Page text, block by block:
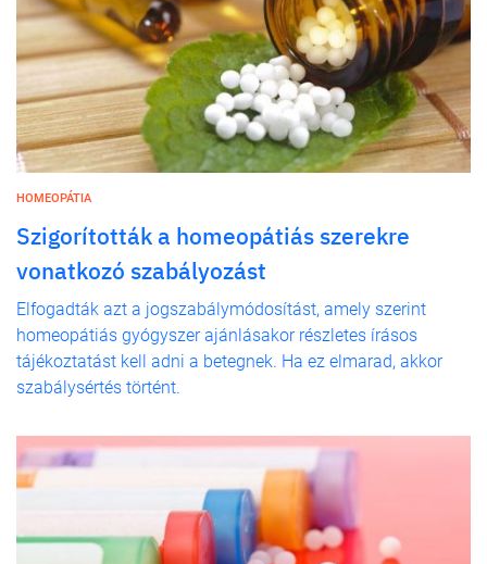
HOMEOPÁTIA
Szigorították a homeopátiás szerekre
vonatkozó szabályozást
Elfogadták azt a jogszabálymódosítást, amely szerint
homeopátiás gyógyszer ajánlásakor részletes írásos
tájékoztatást kell adni a betegnek. Ha ez elmarad, akkor
szabálysértés történt.